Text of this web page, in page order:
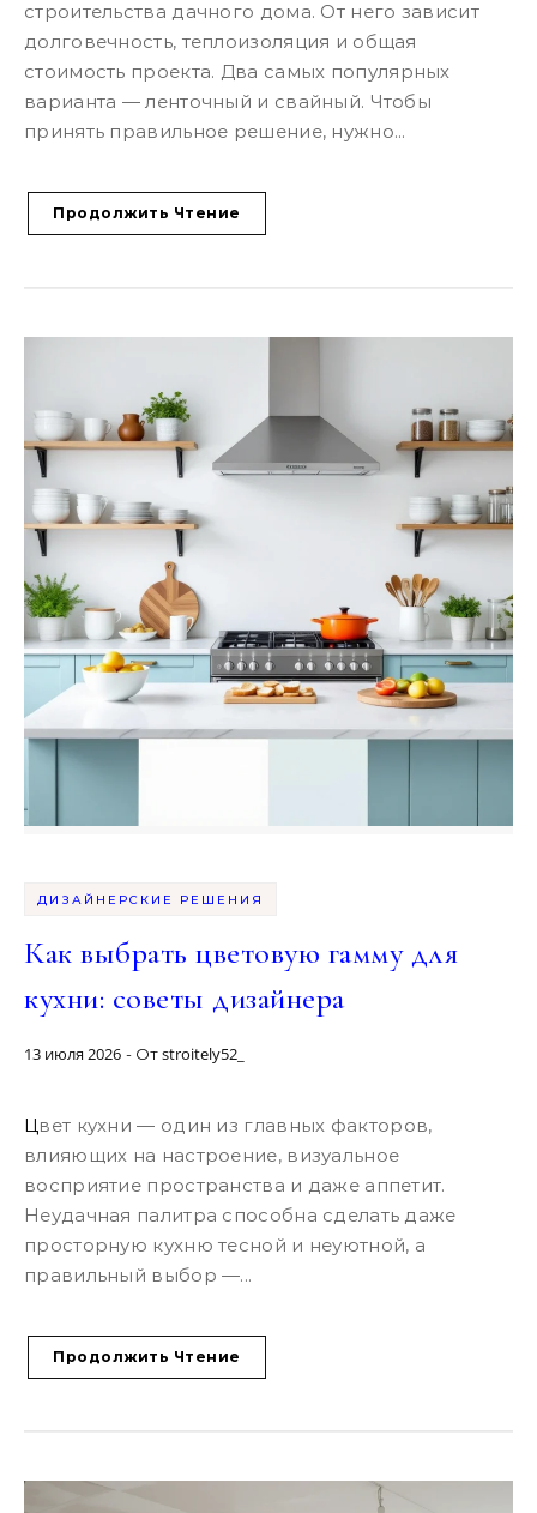
строительства дачного дома. От него зависит
долговечность, теплоизоляция и общая
стоимость проекта. Два самых популярных
варианта — ленточный и свайный. Чтобы
принять правильное решение, нужно...
Продолжить Чтение
ДИЗАЙНЕРСКИЕ РЕШЕНИЯ
Как выбрать цветовую гамму для
кухни: советы дизайнера
13 июля 2026 - Отstroitely52_
Цвет кухни — один из главных факторов,
влияющих на настроение, визуальное
восприятие пространства и даже аппетит.
Неудачная палитра способна сделать даже
просторную кухню тесной и неуютной, а
правильный выбор —...
Продолжить Чтение